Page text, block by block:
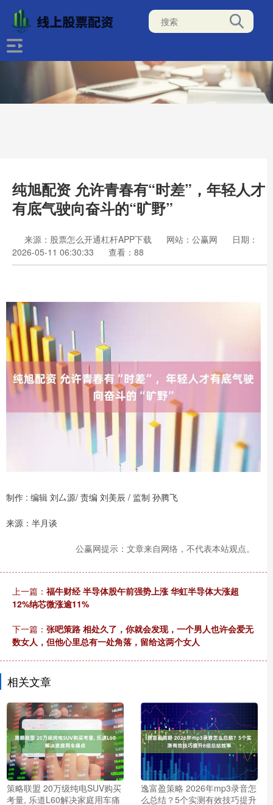
纯旭配资 允许青春有“时差”，年轻人才
有底气驶向奋斗的“旷野”
来源：股票怎么开通杠杆APP下载 网站：公赢网
日期：
2026-05-11 06:30:33
查看：88
制作 : 编辑 刘厶源/ 责编 刘美辰 / 监制 孙腾飞
来源：半月谈
公赢网提示：文章来自网络，不代表本站观点。
上一篇： 福牛财经 半导体股午前强势上涨 华虹半导体大涨超
12%纳芯微涨逾11%
下一篇： 张吧策路 相处久了，你就会发现，一个男人也许会爱无
数女人，但他心里总有一处角落，留给这两个女人
相关文章
策略联盟 20万级纯电SUV购买
考量, 乐道L60解决家庭用车痛
逸富盈策略 2026年mp3录音怎
么总结？5个实测有效技巧提升